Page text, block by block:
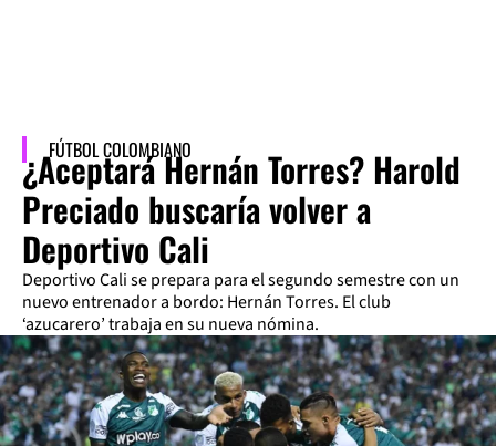
FÚTBOL COLOMBIANO
¿Aceptará Hernán Torres? Harold
Preciado buscaría volver a
Deportivo Cali
Deportivo Cali se prepara para el segundo semestre con un
nuevo entrenador a bordo: Hernán Torres. El club
‘azucarero’ trabaja en su nueva nómina.